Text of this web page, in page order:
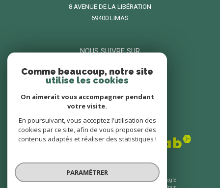
8 AVENUE DE LA LIBÉRATION
69400 LIMAS
NOUS SUIVRE SUR
ADHÉRENTS
© 2026 | Tous droits réservés | Traduction powered by Google |
Comme beaucoup, notre site
utilise les cookies
On aimerait vous accompagner pendant
votre visite.
En poursuivant, vous acceptez l'utilisation des
cookies par ce site, afin de vous proposer des
contenus adaptés et réaliser des statistiques !
PARAMÉTRER